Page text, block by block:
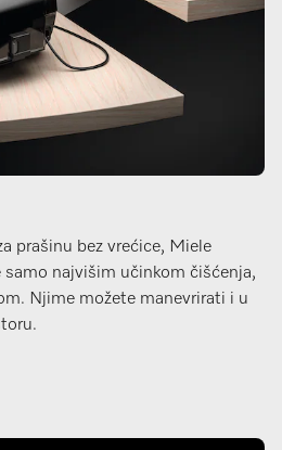
prašinu bez vrećice, Miele
najvišim učinkom čišćenja,
Njime možete manevrirati i u